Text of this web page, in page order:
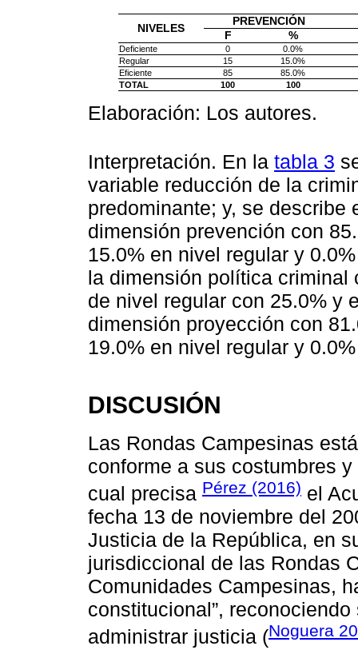
NIVELES
PREVENCIÓN
F
%
Deficiente 0
0.0%
Regular
15
15.0%
Eficiente
85
85.0%
TOTAL
100 100
Elaboración: Los autores.
Interpretación. En la tabla 3
variable reducción de la
predominante; y, se describe
dimensión prevención con
15.0% en nivel regular y
la dimensión política criminal
de nivel regular con 25.0% y
dimensión proyección con
19.0% en nivel regular y
DISCUSIÓN
Las Rondas Campesinas
conforme a sus costumbres
cual precisa Pérez (2016) el
fecha 13 de noviembre del
Justicia de la República, en
jurisdiccional de las Rondas
Comunidades Campesinas,
constitucional”,
administrar justicia (Noguera